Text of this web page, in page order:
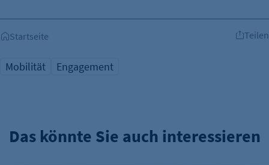
Startseite Teilen
Mobilität Engagement
Das könnte Sie auch interessieren